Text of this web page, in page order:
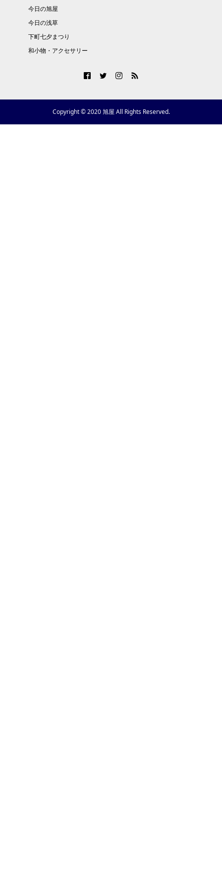
今日の旭屋
今日の浅草
下町七夕まつり
和小物・アクセサリー
Copyright © 2020 旭屋 All Rights Reserved.